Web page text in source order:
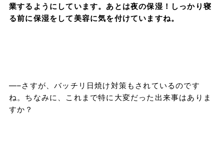
業するようにしています。あとは夜の保湿！しっかり寝
る前に保湿をして美容に気を付けていますね。
—–さすが、バッチリ日焼け対策もされているのです
ね。ちなみに、これまで特に大変だった出来事はありま
すか？